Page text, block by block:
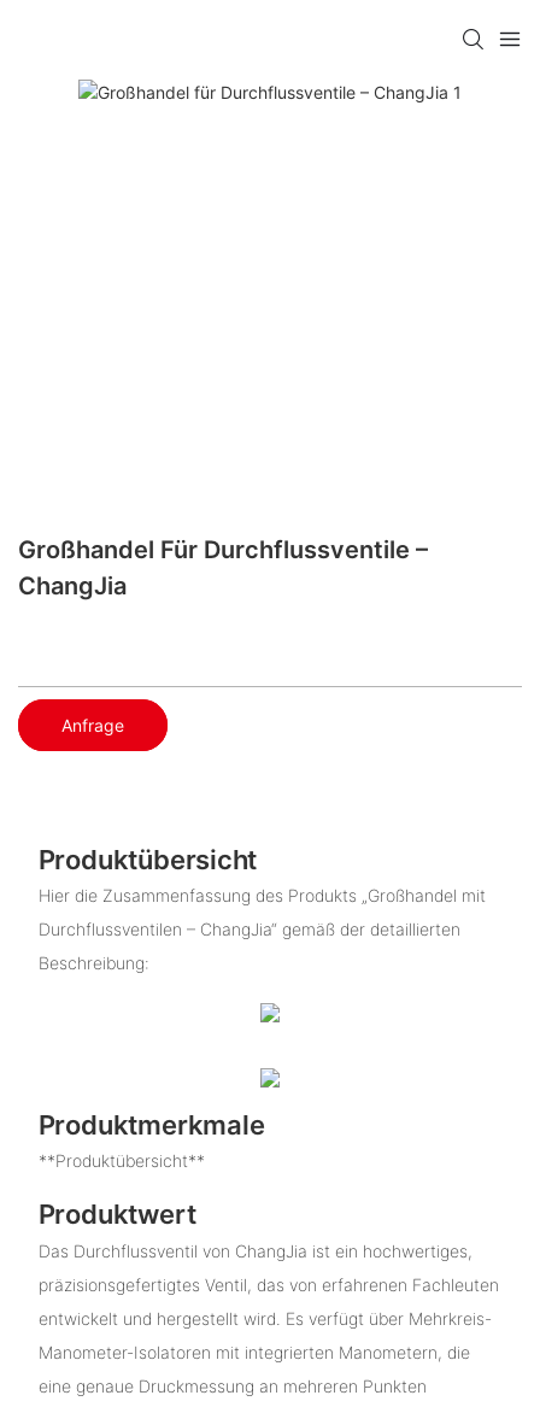
Großhandel Für Durchflussventile –
ChangJia
Anfrage
Produktübersicht
Hier die Zusammenfassung des Produkts „Großhandel mit
Durchflussventilen – ChangJia“ gemäß der detaillierten
Beschreibung:
Produktmerkmale
**Produktübersicht**
Produktwert
Das Durchflussventil von ChangJia ist ein hochwertiges,
präzisionsgefertigtes Ventil, das von erfahrenen Fachleuten
entwickelt und hergestellt wird. Es verfügt über Mehrkreis-
Manometer-Isolatoren mit integrierten Manometern, die
eine genaue Druckmessung an mehreren Punkten